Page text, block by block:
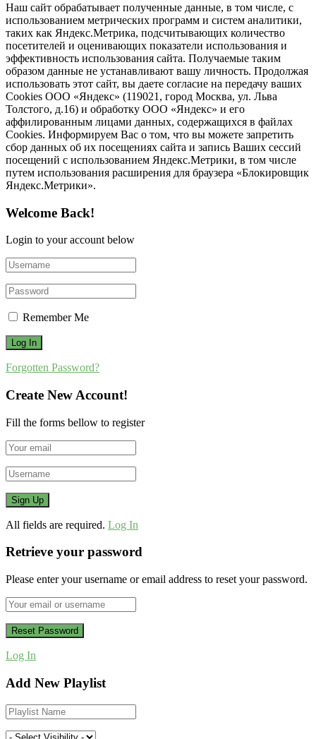
Наш сайт обрабатывает полученные данные, в том числе, с
использованием метрических программ и систем аналитики,
таких как Яндекс.Метрика, подсчитывающих количество
посетителей и оценивающих показатели использования и
эффективность использования сайта. Получаемые таким
образом данные не устанавливают вашу личность. Продолжая
использовать этот сайт, вы даете согласие на передачу ваших
Cookies ООО «Яндекс» (119021, город Москва, ул. Льва
Толстого, д.16) и обработку ООО «Яндекс» и его
аффилированным лицами данных, содержащихся в файлах
Cookies. Информируем Вас о том, что вы можете запретить
сбор данных об их посещениях сайта и запись Ваших сессий
посещений с использованием Яндекс.Метрики, в том числе
путем использования расширения для браузера «Блокировщик
Яндекс.Метрики».
Welcome Back!
Login to your account below
Remember Me
Forgotten Password?
Create New Account!
Fill the forms bellow to register
All fields are required. Log In
Retrieve your password
Please enter your username or email address to reset your password.
Log In
Add New Playlist